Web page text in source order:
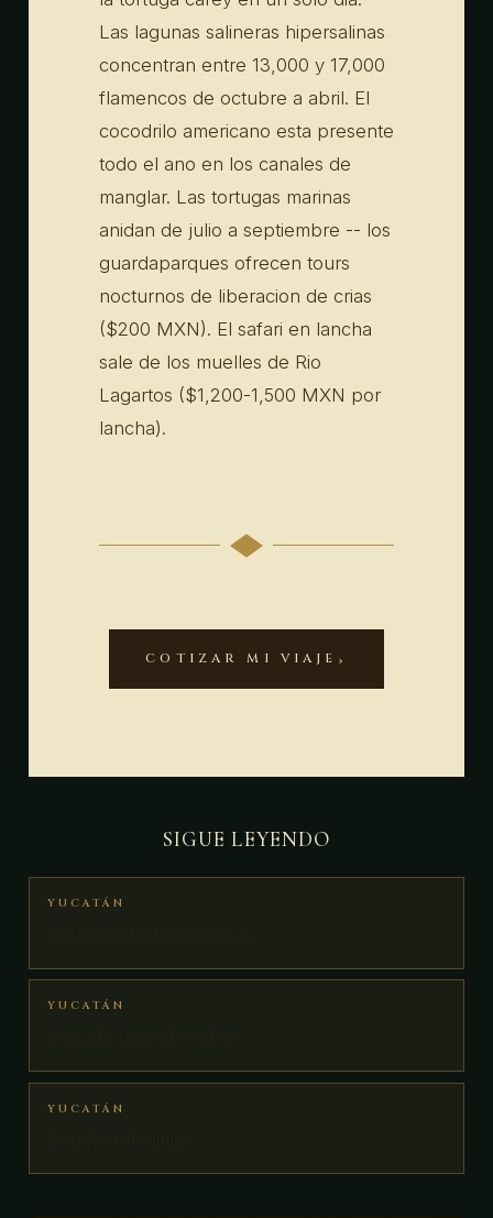
Las lagunas salineras hipersalinas
concentran entre 13,000 y 17,000
flamencos de octubre a abril. El
cocodrilo americano esta presente
todo el ano en los canales de
manglar. Las tortugas marinas
anidan de julio a septiembre -- los
guardaparques ofrecen tours
nocturnos de liberacion de crias
($200 MXN). El safari en lancha
sale de los muelles de Rio
Lagartos ($1,200-1,500 MXN por
lancha).
COTIZAR MI VIAJE
SIGUE LEYENDO
YUCATÁN
YUCATÁN
YUCATÁN